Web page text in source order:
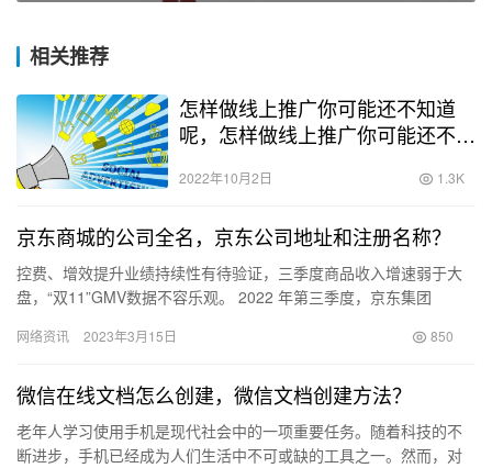
相关推荐
怎样做线上推广你可能还不知道
呢，怎样做线上推广你可能还不知
2022年10月2日 1.3K
京东商城的公司全名，京东公司地址和注册名称？
控费、增效提升业绩持续性有待验证，三季度商品收入增速弱于大
盘，“双11”GMV数据不容乐观。 2022 年第三季度，京东集团
网络资讯 2023年3月15日 850
微信在线文档怎么创建，微信文档创建方法？
老年人学习使用手机是现代社会中的一项重要任务。随着科技的不
断进步，手机已经成为人们生活中不可或缺的工具之一。然而，对